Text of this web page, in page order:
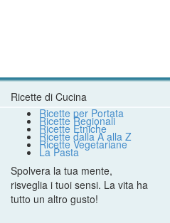
Ricette di Cucina
Ricette per Portata
Ricette Regionali
Ricette Etniche
Ricette dalla A alla Z
Ricette Vegetariane
La Pasta
Spolvera la tua mente,
risveglia i tuoi sensi. La vita ha
tutto un altro gusto!